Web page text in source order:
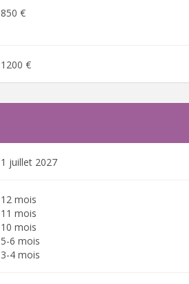
850 €
1200 €
1 juillet 2027
12 mois
11 mois
10 mois
5-6 mois
3-4 mois